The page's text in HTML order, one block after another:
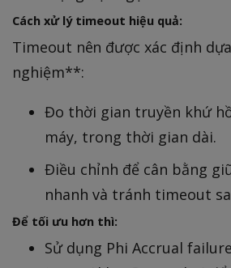
Cách xử lý timeout hiệu quả:
Timeout nên được xác định
nghiệm**:
Đo thời gian truyền khứ
máy, trong thời gian dài.
Điều chỉnh để cân bằng
nhanh và tránh timeout
Để tối ưu hơn thì:
Sử dụng Phi Accrual